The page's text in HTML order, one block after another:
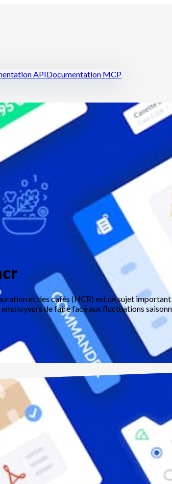
APIDocumentation MCP
et des cafés (HCR) est un sujet
de faire face aux fluctuations